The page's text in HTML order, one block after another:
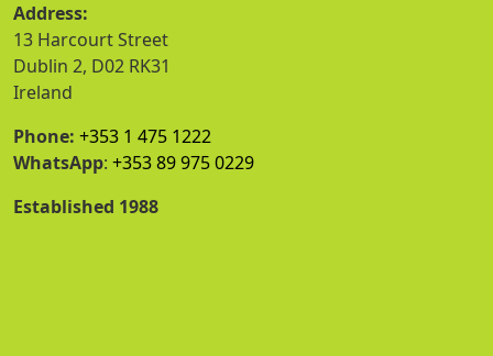
Address:
13 Harcourt Street
Dublin 2, D02 RK31
Ireland
Phone: +353 1 475 1222
WhatsApp: +353 89 975 0229
Established 1988